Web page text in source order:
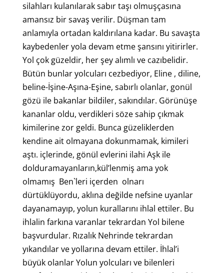
silahları kulanılarak sabır taşı olmuşçasına
amansız bir savaş verilir. Düşman tam
anlamıyla ortadan kaldırılana kadar. Bu savaşta
kaybedenler yola devam etme şansını yitirirler.
Yol çok güzeldir, her şey alımlı ve cazıbelidir.
Bütün bunlar yolcuları cezbediyor, Eline , diline,
beline-İşine-Aşına-Eşine, sabırlı olanlar, gonül
gözü ile bakanlar bildiler, sakındılar. Görünüşe
kananlar oldu, verdikleri söze sahip çıkmak
kimilerine zor geldi. Bunca güzeliklerden
kendine ait olmayana dokunmamak, kimileri
aştı. içlerinde, gönül evlerini ilahi Aşk ile
dolduramayanların,kül’lenmiş ama yok
olmamış Ben`leri içerden olnarı
dürtüklüyordu, aklına değilde nefsine uyanlar
dayanamayıp, yolun kurallarını ihlal ettiler. Bu
ihlalin farkına varanlar tekrardan Yol bilene
başvurdular. Rızalık Nehrinde tekrardan
yıkandılar ve yollarına devam ettiler. İhlal’i
büyük olanlar Yolun yolcuları ve bilenleri